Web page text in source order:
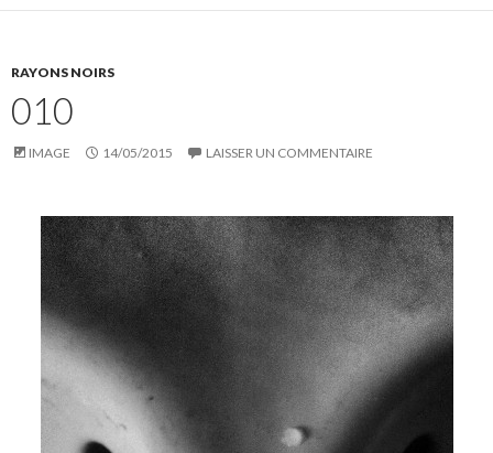
RAYONS NOIRS
010
IMAGE 14/05/2015 LAISSER UN COMMENTAIRE